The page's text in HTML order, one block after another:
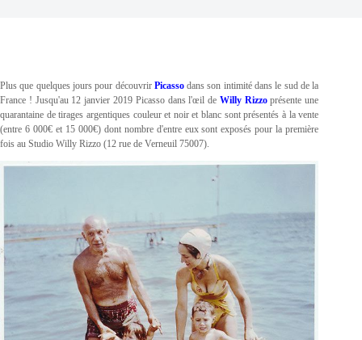
Plus que quelques jours pour découvrir Picassodans son intimité dans le sud de la
France ! Jusqu'au 12 janvier 2019 Picasso dans l'œil de Willy Rizzoprésente une
quarantaine de tirages argentiques couleur et noir et blanc sont présentés à la vente
(entre 6 000€ et 15 000€) dont nombre d'entre eux sont exposés pour la première
fois au Studio Willy Rizzo (12 rue de Verneuil 75007).